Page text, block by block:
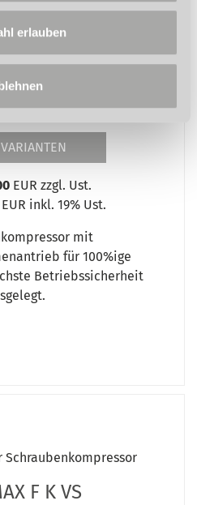
erlauben
EUR zzgl. Ust.
inkl. 19% Ust.
mit
für 100%ige
Betriebssicherheit
F K VS